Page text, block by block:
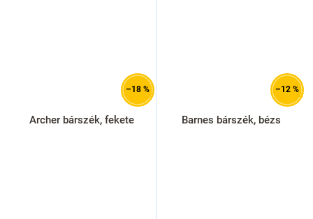
–18 %
Archer bárszék, fekete
–12 %
Barnes bárszék, bézs